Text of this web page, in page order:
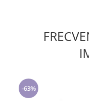
-63%